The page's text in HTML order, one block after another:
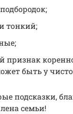
тонкий;
признак
быть у
подсказки,
семьи!